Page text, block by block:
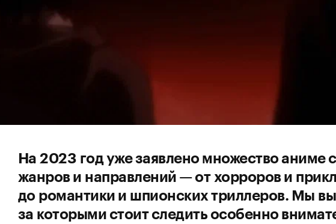
На 2023 год уже заявлено множество аниме
жанров и направлений — от хорроров и
до романтики и шпионских триллеров. Мы
за которыми стоит следить особенно